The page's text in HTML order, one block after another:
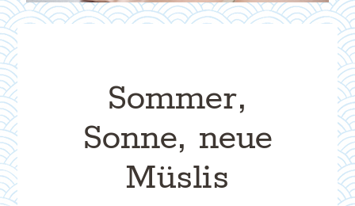
Sommer,
Sonne, neue
Müslis